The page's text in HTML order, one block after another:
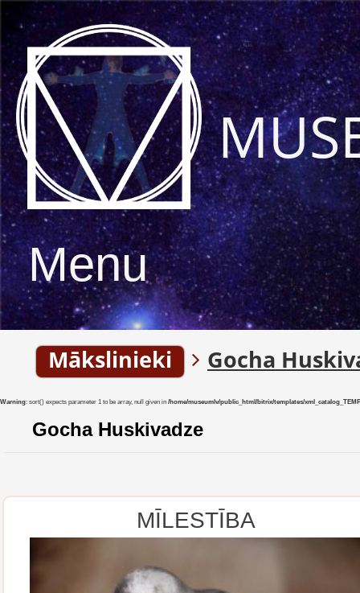
Menu
Mākslinieki Gocha
Warning: sort() expects parameter 1 to be array, null given in /home/museumlv/public_html/bitrix/templates/
Gocha Huskivadze
MĪLESTĪBA